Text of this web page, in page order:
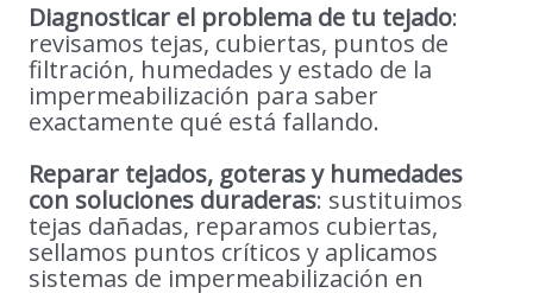
Diagnosticar el problema de tu tejado:
revisamos tejas, cubiertas, puntos de
filtración, humedades y estado de la
impermeabilización para saber
exactamente qué está fallando.
Reparar tejados, goteras y humedades
con soluciones duraderas: sustituimos
tejas dañadas, reparamos cubiertas,
sellamos puntos críticos y aplicamos
sistemas de impermeabilización en